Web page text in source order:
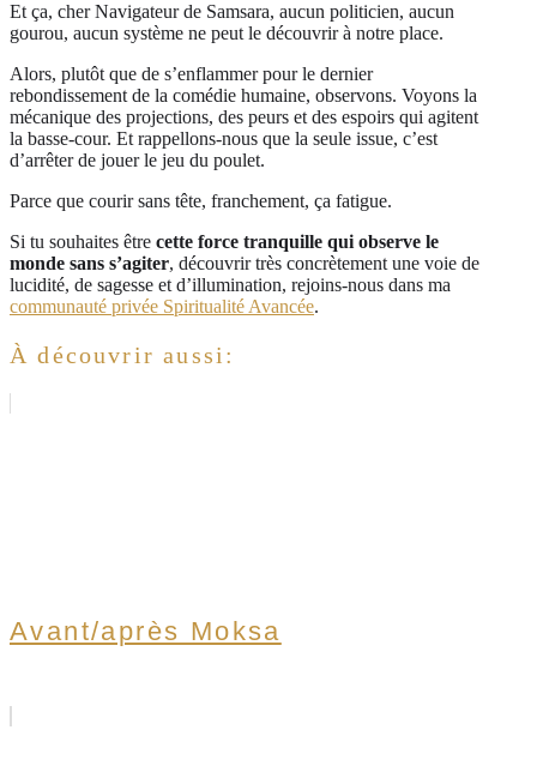
Et ça, cher Navigateur de Samsara, aucun politicien, aucun
gourou, aucun système ne peut le découvrir à notre place.
Alors, plutôt que de s’enflammer pour le dernier
rebondissement de la comédie humaine, observons. Voyons la
mécanique des projections, des peurs et des espoirs qui agitent
la basse-cour. Et rappellons-nous que la seule issue, c’est
d’arrêter de jouer le jeu du poulet.
Parce que courir sans tête, franchement, ça fatigue.
Si tu souhaites être cette force tranquille qui observe le
monde sans s’agiter, découvrir très concrètement une voie de
lucidité, de sagesse et d’illumination, rejoins-nous dans ma
communauté privée Spiritualité Avancée.
À découvrir aussi:
Avant/après Moksa